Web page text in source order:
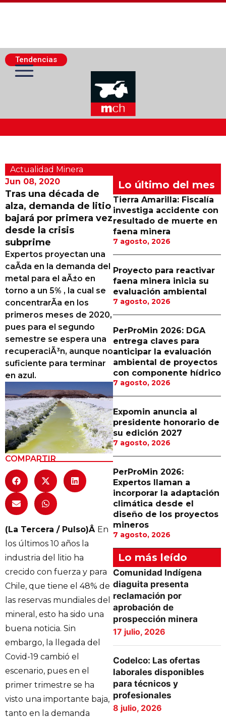
Tendencias
Actualidad Minera
Minería Superficie
Minerí­a Subterránea
Proveedores
Canal Digital
Columnas de Opinión
Designaciones
Calendario de Eventos
Revistas Digital
Siguenos
Actualidad Minera
Jun 08, 2020
Tras una década de
alza, demanda de litio
bajará por primera vez
desde la crisis
subprime
Expertos proyectan una
caÃ­da en la demanda del
metal para el aÃ±o en
torno a un 5% , la cual se
concentrarÃ­a en los
primeros meses de 2020,
pues para el segundo
semestre se espera una
recuperaciÃ³n, aunque no
suficiente para terminar
en azul.
COMPARTIR
(La Tercera / Pulso)Â En
los últimos 10 años la
industria del litio ha
crecido con fuerza y para
Chile, que tiene el 48% de
las reservas mundiales del
mineral, esto ha sido una
buena noticia. Sin
embargo, la llegada del
Covid-19 cambió el
escenario, pues en el
primer trimestre se ha
visto una importante baja,
tanto en la demanda
Lo último del mes
Tierra Amarilla: Fiscalía
investiga accidente con
resultado de muerte en
faena minera
7 agosto, 2026
Proyecto para reactivar
faena minera inicia su
evaluación ambiental
7 agosto, 2026
PerProMin 2026: DGA
entrega claves para
anticipar la evaluación
ambiental de proyectos
con componente hídrico
7 agosto, 2026
Expomin anuncia al
presidente honorario de
su edición 2027
7 agosto, 2026
PerProMin 2026:
Expertos llaman a
incorporar la adaptación
climática desde el
diseño de los proyectos
mineros
7 agosto, 2026
Lo más leído
Comunidad Indígena
diaguita presenta
reclamación por
aprobación de
prospección minera
17 julio, 2026
Codelco: Las ofertas
laborales disponibles
para técnicos y
profesionales
8 julio, 2026